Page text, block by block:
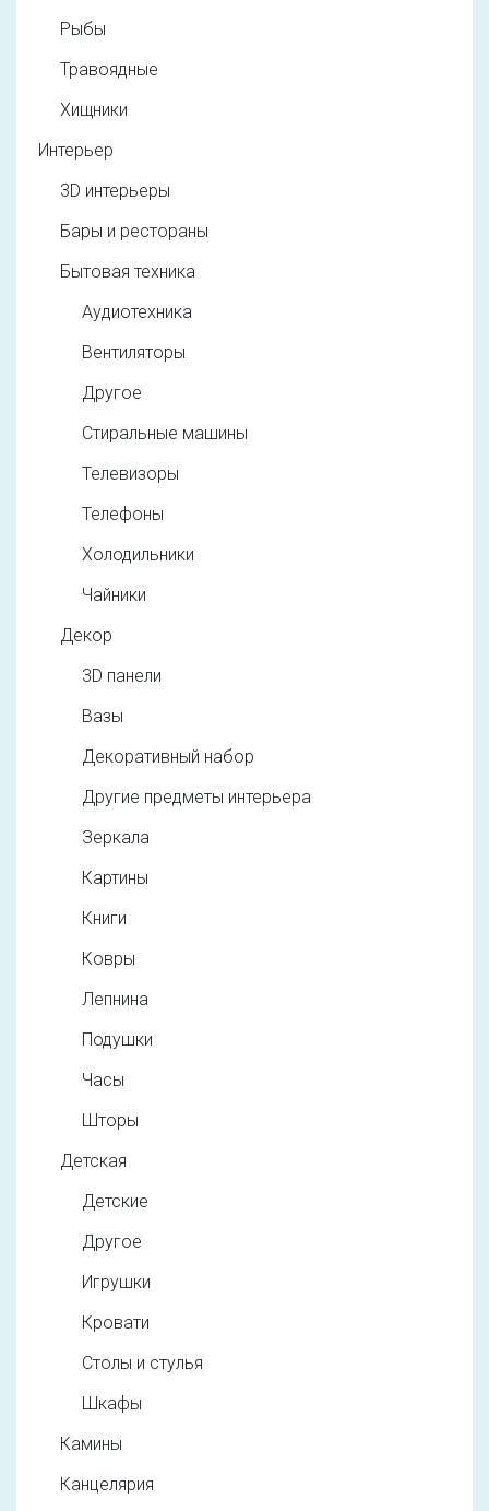
Рыбы
Травоядные
Хищники
Интерьер
3D интерьеры
Бары и рестораны
Бытовая техника
Аудиотехника
Вентиляторы
Другое
Стиральные машины
Телевизоры
Телефоны
Холодильники
Чайники
Декор
3D панели
Вазы
Декоративный набор
Другие предметы интерьера
Зеркала
Картины
Книги
Ковры
Лепнина
Подушки
Часы
Шторы
Детская
Детские
Другое
Игрушки
Кровати
Столы и стулья
Шкафы
Камины
Канцелярия